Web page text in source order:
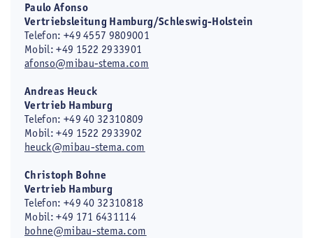
Paulo Afonso
Vertriebsleitung Hamburg/Schleswig-Holstein
Telefon: +49 4557 9809001
Mobil: +49 1522 2933901
afonso@mibau-stema.com
Andreas Heuck
Vertrieb Hamburg
Telefon: +49 40 32310809
Mobil: +49 1522 2933902
heuck@mibau-stema.com
Christoph Bohne
Vertrieb Hamburg
Telefon: +49 40 32310818
Mobil: +49 171 6431114
bohne@mibau-stema.com